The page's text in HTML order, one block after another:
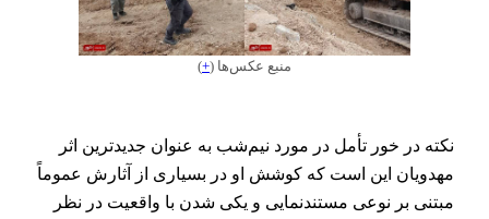
منبع عکس‌ها (+
)
نکته در خور تأمل در مورد نیم‌شب به عنوان جدیدترین اثر
مهدویان این است که کوشش او در بسیاری از آثارش عموماً
مبتنی بر نوعی مستندنمایی و یکی شدن با واقعیت در نظر